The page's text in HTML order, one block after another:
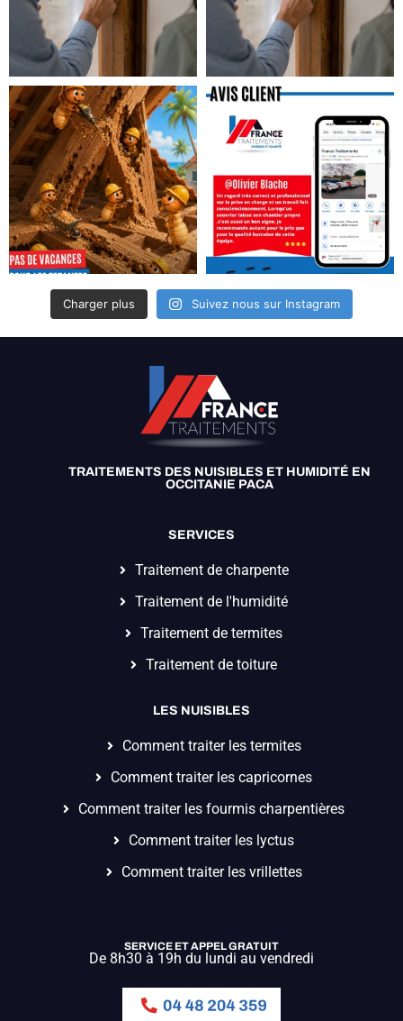
Charger plus Suivez nous sur Instagram
TRAITEMENTS DES NUISIBLES ET HUMIDITÉ EN
OCCITANIE PACA
SERVICES
Traitement de charpente
Traitement de l'humidité
Traitement de termites
Traitement de toiture
LES NUISIBLES
Comment traiter les termites
Comment traiter les capricornes
Comment traiter les fourmis charpentières
Comment traiter les lyctus
Comment traiter les vrillettes
SERVICE ET APPEL GRATUIT
De 8h30 à 19h du lundi au vendredi